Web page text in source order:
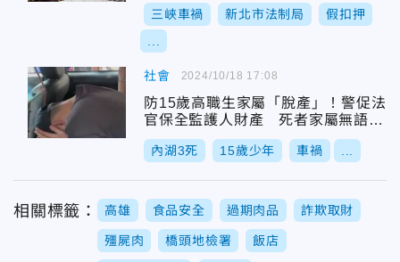
三峽車禍 新北市法制局 假扣押
社會
防15歲高職生家屬「脫產」！警促法
官保全監護人財產 死者家屬無語落
淚
內湖3死 15歲少年 車禍
2024/10/18 17:08
相關標籤： 高雄 食品安全 過期肉品 詐欺取財
殭屍肉 橋頭地檢署 飯店